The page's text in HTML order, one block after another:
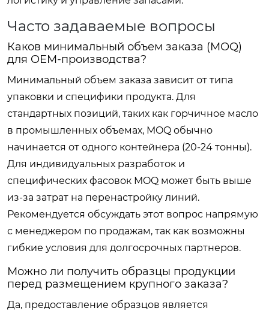
Часто задаваемые вопросы
Каков минимальный объем заказа (MOQ)
для OEM-производства?
Минимальный объем заказа зависит от типа
упаковки и специфики продукта. Для
стандартных позиций, таких как горчичное масло
в промышленных объемах, MOQ обычно
начинается от одного контейнера (20-24 тонны).
Для индивидуальных разработок и
специфических фасовок MOQ может быть выше
из-за затрат на перенастройку линий.
Рекомендуется обсуждать этот вопрос напрямую
с менеджером по продажам, так как возможны
гибкие условия для долгосрочных партнеров.
Можно ли получить образцы продукции
перед размещением крупного заказа?
Да, предоставление образцов является